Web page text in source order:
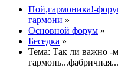
Пой,гармоника!-
гармони »
Основной форум »
Беседка »
Тема: Так ли важно -